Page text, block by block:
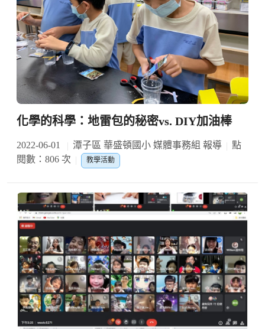
化學的科學：地雷包的秘密vs. DIY加油棒
2022-06-01 潭子區 華盛頓國小 媒體事務組 報導
點
閱數：806 次
教學活動